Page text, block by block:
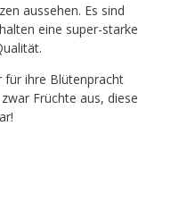
aussehen. Es sind
eine super-starke
für ihre Blütenpracht
Früchte aus, diese